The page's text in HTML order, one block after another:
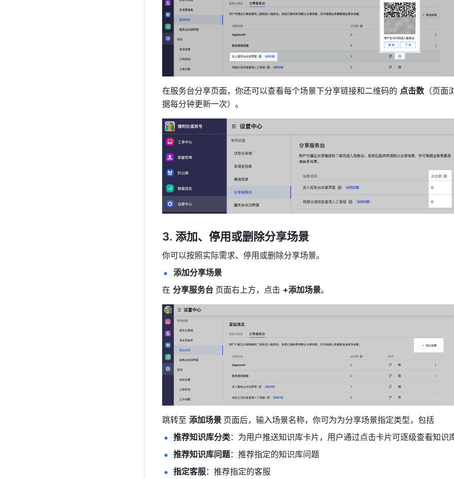
在服务台分享页面，你还可以查看每个场景下分享链接和二维码的 点击数 （页面
据每分钟更新一次）。
添加、停用或删除分享场景
你可以按照实际需求、停用或删除分享场景。
添加分享场景
在 分享服务台 页面右上方，点击 +添加场景。
跳转至 添加场景 页面后，输入场景名称，你可为为分享场景指定类型，包括
推荐知识库分类：为用户推送知识库卡片，用户通过点击卡片可逐级查看知识
推荐知识库问题：推荐指定的知识库问题
指定客服：推荐指定的客服